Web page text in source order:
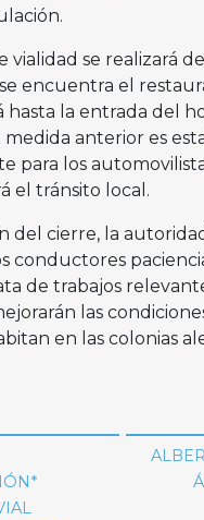
vialidad se realizará
encuentra el
hasta la entrada del
medida anterior es
para los
el tránsito local.
del cierre, la
conductores
de trabajos
las
en las colonias